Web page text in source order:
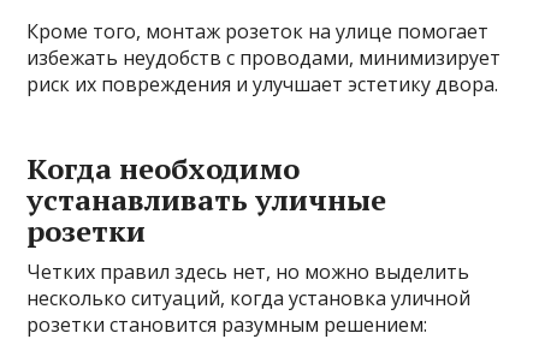
Кроме того, монтаж розеток на улице помогает
избежать неудобств с проводами, минимизирует
риск их повреждения и улучшает эстетику двора.
Когда необходимо
устанавливать уличные
розетки
Четких правил здесь нет, но можно выделить
несколько ситуаций, когда установка уличной
розетки становится разумным решением: